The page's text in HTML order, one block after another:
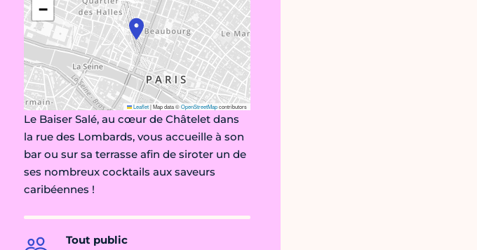
−
Leaflet|Map data ©OpenStreetMapcontributors
Le Baiser Salé, au cœur de Châtelet dans
la rue des Lombards, vous accueille à son
bar ou sur sa terrasse afin de siroter un de
ses nombreux cocktails aux saveurs
caribéennes !
Tout public